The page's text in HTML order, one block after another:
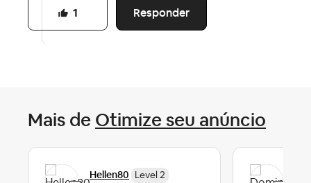
Responder
1
Mais de Otimize seu anúncio
Hellen80 Level 2